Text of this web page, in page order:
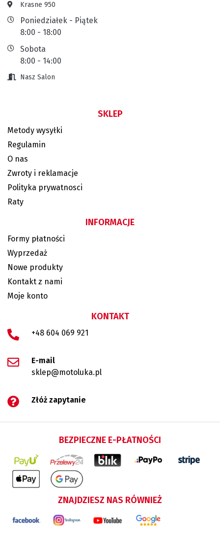
Krasne 950
Poniedziałek - Piątek
8:00 - 18:00
Sobota
8:00 - 14:00
Nasz Salon
SKLEP
Metody wysyłki
Regulamin
O nas
Zwroty i reklamacje
Polityka prywatnosci
Raty
INFORMACJE
Formy płatności
Wyprzedaż
Nowe produkty
Kontakt z nami
Moje konto
KONTAKT
+48 604 069 921
E-mail
sklep@motoluka.pl
Złóż zapytanie
BEZPIECZNE E-PŁATNOŚCI
ZNAJDZIESZ NAS RÓWNIEŻ